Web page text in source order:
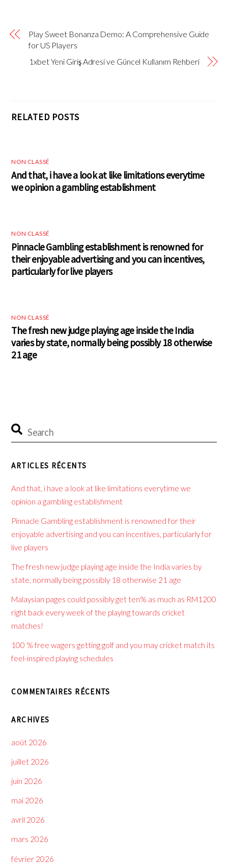
Play Sweet Bonanza Demo: A Comprehensive Guide
for US Players
1xbet Yeni Giriş Adresi ve Güncel Kullanım Rehberi
RELATED POSTS
NON CLASSÉ
And that, i have a look at like limitations everytime
we opinion a gambling establishment
NON CLASSÉ
Pinnacle Gambling establishment is renowned for
their enjoyable advertising and you can incentives,
particularly for live players
NON CLASSÉ
The fresh new judge playing age inside the India
varies by state, normally being possibly 18 otherwise
21 age
ARTICLES RÉCENTS
And that, i have a look at like limitations everytime we
opinion a gambling establishment
Pinnacle Gambling establishment is renowned for their
enjoyable advertising and you can incentives, particularly for
live players
The fresh new judge playing age inside the India varies by
state, normally being possibly 18 otherwise 21 age
Malaysian pages could possibly get ten% as much as RM1200
right back every week of the playing towards cricket
matches!
100 % free wagers getting golf and you may cricket match its
feel-inspired playing schedules
COMMENTAIRES RÉCENTS
ARCHIVES
août 2026
juillet 2026
juin 2026
mai 2026
avril 2026
mars 2026
février 2026